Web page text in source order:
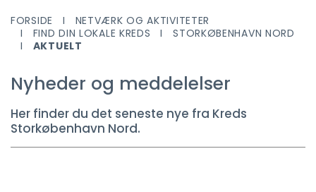
FORSIDE
NETVÆRK OG AKTIVITETER
FIND DIN LOKALE KREDS
STORKØBENHAVN NORD
AKTUELT
Nyheder og meddelelser
Her finder du det seneste nye fra Kreds
Storkøbenhavn Nord.